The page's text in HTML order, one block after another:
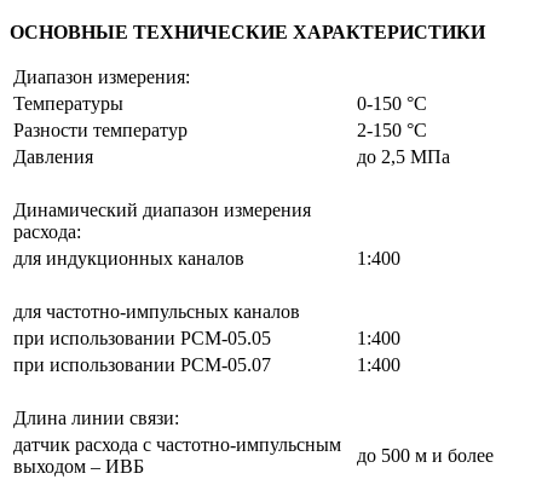
ОСНОВНЫЕ ТЕХНИЧЕСКИЕ ХАРАКТЕРИСТИКИ
Диапазон измерения:
Температуры
0-150 °С
Разности температур
2-150 °С
Давления
до 2,5 МПа
Динамический диапазон измерения
расхода:
для индукционных каналов
1:400
для частотно-импульсных каналов
при использовании РСМ-05.05
1:400
при использовании РСМ-05.07
1:400
Длина линии связи:
датчик расхода c частотно-импульсным
выходом – ИВБ
до 500 м и более